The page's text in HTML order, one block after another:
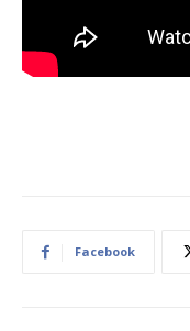
Facebook